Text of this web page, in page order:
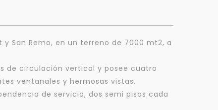
y San Remo, en un terreno de 7000 mt2, a
de circulación vertical y posee cuatro
ventanales y hermosas vistas.
de servicio, dos semi pisos cada